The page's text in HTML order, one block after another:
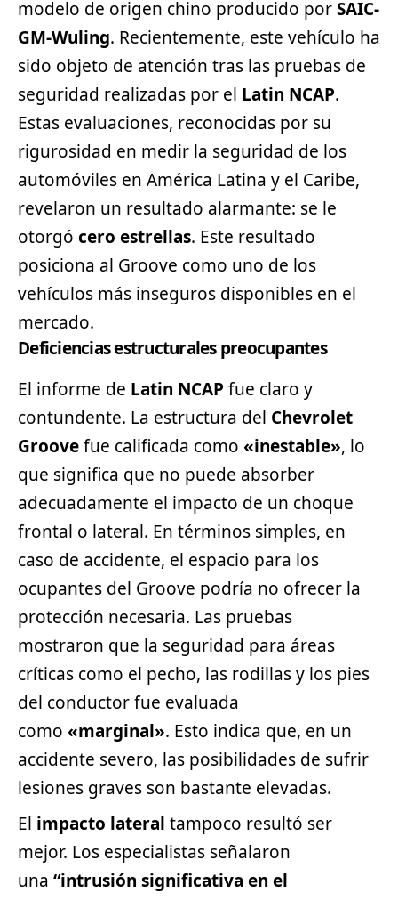
modelo de origen chino producido porSAIC-
GM-Wuling. Recientemente, este vehículo ha
sido objeto de atención tras las pruebas de
seguridad realizadas por el Latin NCAP.
Estas evaluaciones, reconocidas por su
rigurosidad en medir la seguridad de los
automóviles en América Latina y el Caribe,
revelaron un resultado alarmante: se le
otorgó cero estrellas. Este resultado
posiciona al Groove como uno de los
vehículos más inseguros disponibles en el
mercado.
Deficiencias estructurales preocupantes
El informe de Latin NCAP fue claro y
contundente. La estructura del Chevrolet
Groovefue calificada como «inestable», lo
que significa que no puede absorber
adecuadamente el impacto de un choque
frontal o lateral. En términos simples, en
caso de accidente, el espacio para los
ocupantes del Groove podría no ofrecer la
protección necesaria. Las pruebas
mostraron que la seguridad para áreas
críticas como el pecho, las rodillas y los pies
del conductor fue evaluada
como «marginal». Esto indica que, en un
accidente severo, las posibilidades de sufrir
lesiones graves son bastante elevadas.
El impacto lateral tampoco resultó ser
mejor. Los especialistas señalaron
una “intrusión significativa en el